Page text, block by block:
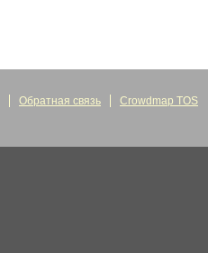
Обратная связь
Crowdmap TOS